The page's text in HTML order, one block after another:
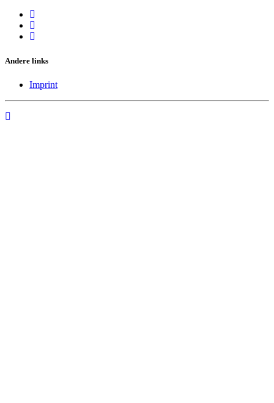
Andere links
Imprint